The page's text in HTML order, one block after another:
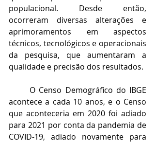
populacional. Desde então,
ocorreram diversas alterações e
aprimoramentos em aspectos
técnicos, tecnológicos e operacionais
da pesquisa, que aumentaram a
qualidade e precisão dos resultados.
O Censo Demográfico do IBGE
acontece a cada 10 anos, e o Censo
que aconteceria em 2020 foi adiado
para 2021 por conta da pandemia de
COVID-19, adiado novamente para